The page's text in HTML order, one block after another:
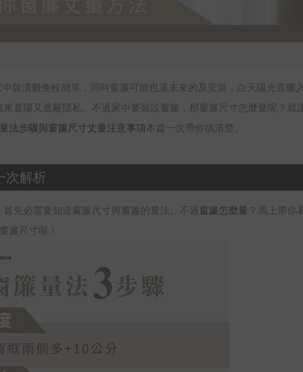
裝潢難免較簡單，同時窗簾可能也還未來的及安裝，白天陽光直曬
遮陽又遮蔽隱私。不過家中要裝設窗簾，那窗簾尺寸怎麼量呢？就
法步驟與窗簾尺寸丈量注意事項本篇一次帶你搞清楚。
次解析
先必需要知道窗簾尺寸與窗簾的量法。不過 窗簾怎麼量 ？馬上帶你看
簾尺寸喔！